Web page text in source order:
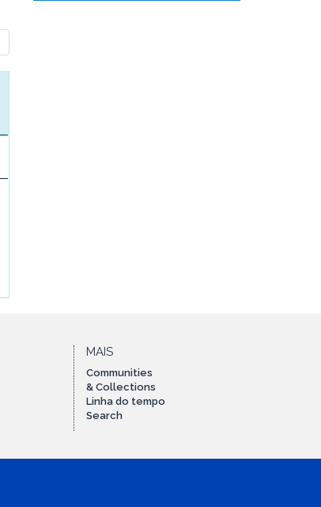
MAIS
Communities
& Collections
Linha do tempo
Search